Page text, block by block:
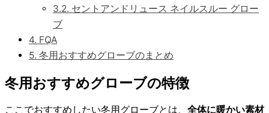
3.2. セントアンドリュース ネイルスルー グロー
ブ
4. FQA
5. 冬用おすすめグローブのまとめ
冬用おすすめグローブの特徴
ここでおすすめしたい冬用グローブとは、 全体に暖かい素材